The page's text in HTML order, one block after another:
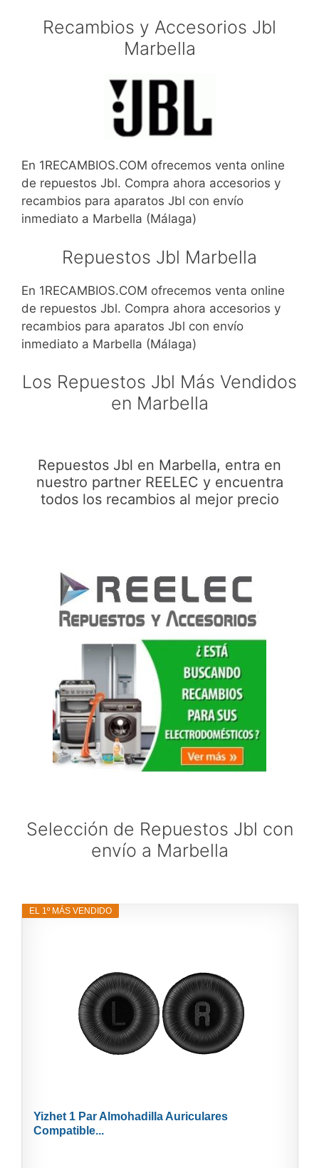
Recambios y Accesorios Jbl
Marbella
En 1RECAMBIOS.COM ofrecemos venta online
de repuestos Jbl. Compra ahora accesorios y
recambios para aparatos Jbl con envío
inmediato a Marbella (Málaga)
Repuestos Jbl Marbella
En 1RECAMBIOS.COM ofrecemos venta online
de repuestos Jbl. Compra ahora accesorios y
recambios para aparatos Jbl con envío
inmediato a Marbella (Málaga)
Los Repuestos Jbl Más Vendidos
en Marbella
Repuestos Jbl en Marbella, entra en
nuestro partner REELEC y encuentra
todos los recambios al mejor precio
Selección de Repuestos Jbl con
envío a Marbella
EL 1º MÁS VENDIDO
Yizhet 1 Par Almohadilla Auriculares
Compatible...